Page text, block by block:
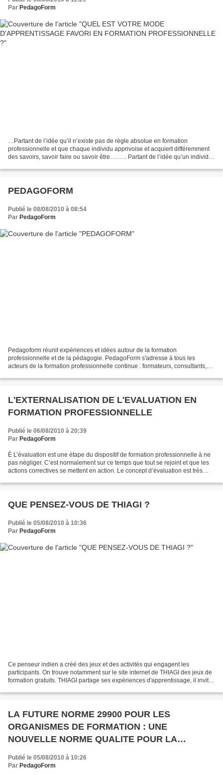
Par PedagoForm
…Partant de l’idée qu’il n’existe pas de règle absolue en formation
professionnelle et que chaque individu apprivoise et acquiert différemment
des savoirs, savoir faire ou savoir être…. …. Partant de l’idée qu’un individu
PEDAGOFORM
Publié le 08/08/2010 à 08:54
Par PedagoForm
Pedagoform réunit expériences et idées autour de la formation
professionnelle et de la pédagogie. PedagoForm s'adresse à tous les
acteurs de la formation professionnelle continue : formateurs, consultants,
L'EXTERNALISATION DE L'EVALUATION EN
FORMATION PROFESSIONNELLE
Publié le 06/08/2010 à 20:39
Par PedagoForm
È L’évaluation est une étape du dispositif de formation professionnelle à ne
pas négliger. C’est normalement sur ce temps que tout se rejoint et que les
actions correctives se mettent en action. Le concept d’évaluation est très
QUE PENSEZ-VOUS DE THIAGI ?
Publié le 05/08/2010 à 10:36
Par PedagoForm
Ce penseur indien a créé des jeux et des activités qui engagent les
participants. On trouve notamment sur le site internet de THIAGI des jeux de
formation gratuits. THIAGI partage ses expériences d'apprentissage, il invite
LA FUTURE NORME 29900 POUR LES
ORGANISMES DE FORMATION : UNE
NOUVELLE NORME QUALITE POUR LA
Publié le 05/08/2010 à 10:26
Par PedagoForm